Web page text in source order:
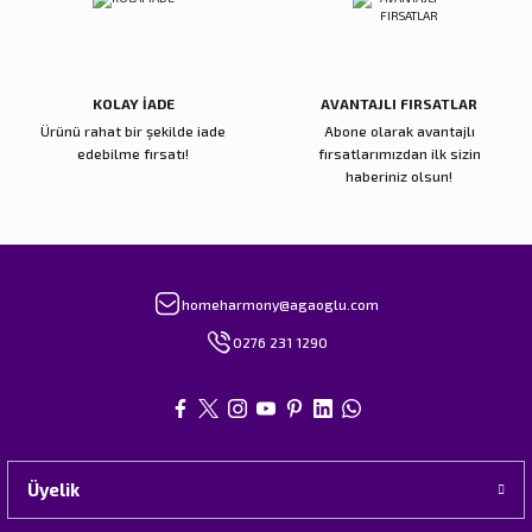
KOLAY İADE
Ürünü rahat bir şekilde iade
edebilme fırsatı!
AVANTAJLI FIRSATLAR
Abone olarak avantajlı
fırsatlarımızdan ilk sizin
haberiniz olsun!
homeharmony@agaoglu.com
0276 231 1290
Üyelik